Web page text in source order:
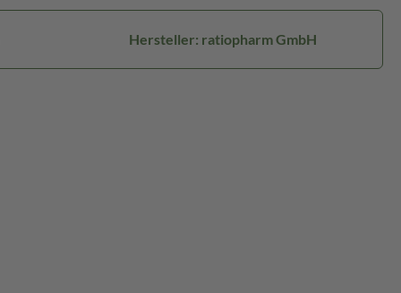
Hersteller: ratiopharm GmbH